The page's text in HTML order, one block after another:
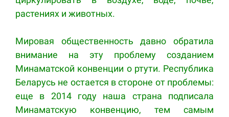
растениях и животных.
Мировая общественность давно обратила
внимание на эту проблему созданием
Минаматской конвенции о ртути. Республика
Беларусь не остается в стороне от проблемы:
еще в 2014 году наша страна подписала
Минаматскую конвенцию, тем самым